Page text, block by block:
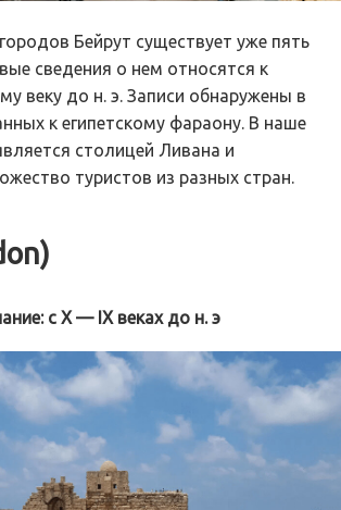
Бейрут существует уже пять
сведения о нем относятся к
веку до н. э. Записи обнаружены в
к египетскому фараону. В наше
столицей Ливана и
туристов из разных стран.
с X — IX веках до н. э